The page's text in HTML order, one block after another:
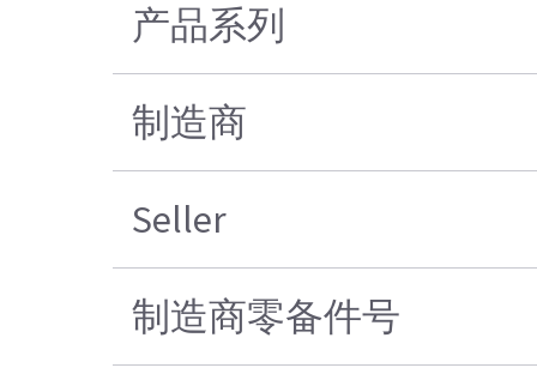
产品系列
制造商
Seller
制造商零备件号